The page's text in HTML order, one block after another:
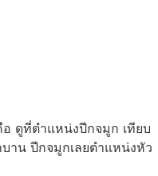
ดูที่ตำแหน่งปีกจมูก เทียบ
าน ปีกจมูกเลยตำแหน่งหัว